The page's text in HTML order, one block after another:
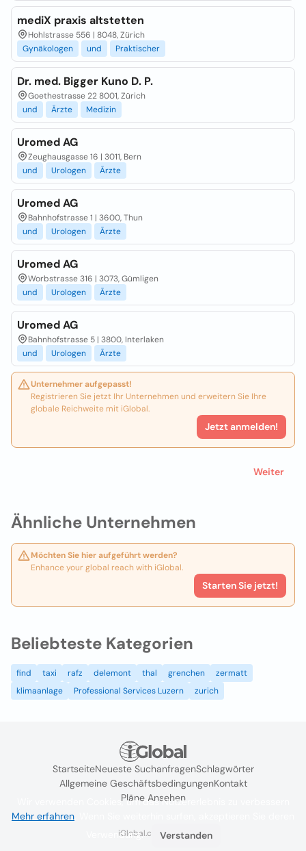
Ähnliche Unternehmen
Möchten Sie hier aufgeführt werden?
Enhance your global reach with iGlobal.
Starten Sie jetzt!
mediX praxis altstetten
Hohlstrasse 556 | 8048, Zürich
Gynäkologen
und Praktischer
Dr. med. Bigger Kuno D. P.
Goethestrasse 22 8001, Zürich
und
Ärzte Medizin
Uromed AG
Zeughausgasse 16 | 3011, Bern
und
Urologen Ärzte
Uromed AG
Bahnhofstrasse 1 | 3600, Thun
und
Urologen Ärzte
Uromed AG
Worbstrasse 316 | 3073, Gümligen
und
Urologen Ärzte
Uromed AG
Bahnhofstrasse 5 | 3800, Interlaken
und
Urologen Ärzte
Unternehmer aufgepasst!
Registrieren Sie jetzt Ihr Unternehmen und erweitern Sie Ihre
globale Reichweite mit iGlobal.
Jetzt anmelden!
Weiter
Beliebteste Kategorien
find taxi rafz delemont thal grenchen
zermatt
klimaanlage
Professional Services Luzern zurich
StartseiteNeueste SuchanfragenSchlagwörter
Allgemeine GeschäftsbedingungenKontakt
Pläne Ansehen
iGlobal.co @ 2024
Wir verwenden Cookies, um das Nutzererlebnis zu verbessern
Mehr erfahren
Verwendung.
Verstanden